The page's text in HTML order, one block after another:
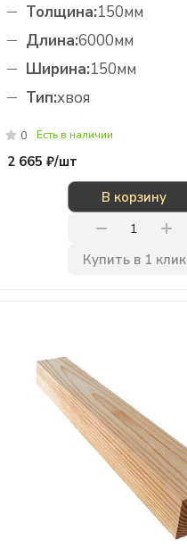
Толщина:150мм
Длина:6000мм
Ширина:150мм
Тип:хвоя
0 Есть в наличии
2 665 ₽/шт
В корзину
Купить в 1 клик